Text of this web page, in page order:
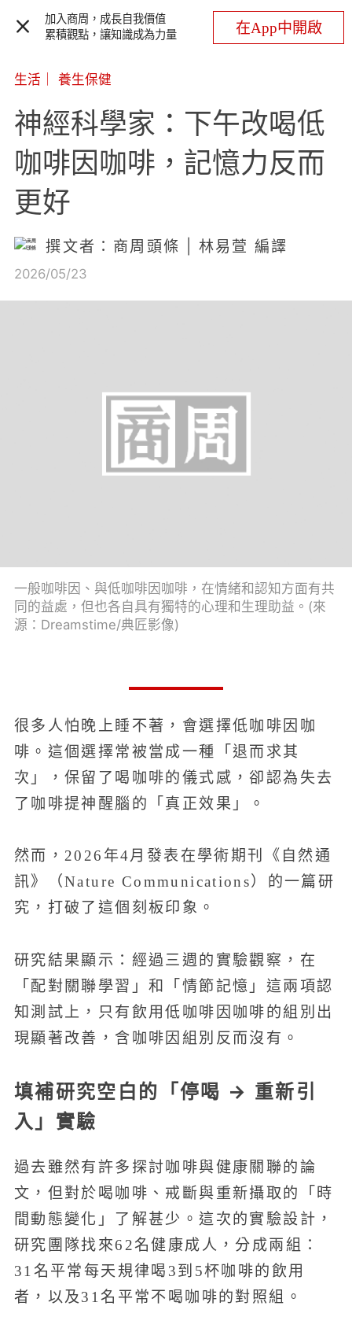
加入商周，成長自我價值
累積觀點，讓知識成為力量
在App中開啟
生活 養生保健
神經科學家：下午改喝低
咖啡因咖啡，記憶力反而
更好
撰文者：商周頭條 | 林易萱 編譯
2026/05/23
一般咖啡因、與低咖啡因咖啡，在情緒和認知方面有共
同的益處，但也各自具有獨特的心理和生理助益。(來
源：Dreamstime/典匠影像)
很多人怕晚上睡不著，會選擇低咖啡因咖
啡。這個選擇常被當成一種「退而求其
次」，保留了喝咖啡的儀式感，卻認為失去
了咖啡提神醒腦的「真正效果」。
然而，2026年4月發表在學術期刊《自然通
訊》（Nature Communications）的一篇研
究，打破了這個刻板印象。
研究結果顯示：經過三週的實驗觀察，在
「配對關聯學習」和「情節記憶」這兩項認
知測試上，只有飲用低咖啡因咖啡的組別出
現顯著改善，含咖啡因組別反而沒有。
填補研究空白的「停喝 → 重新引
入」實驗
過去雖然有許多探討咖啡與健康關聯的論
文，但對於喝咖啡、戒斷與重新攝取的「時
間動態變化」了解甚少。這次的實驗設計，
研究團隊找來62名健康成人，分成兩組：
31名平常每天規律喝3到5杯咖啡的飲用
者，以及31名平常不喝咖啡的對照組。